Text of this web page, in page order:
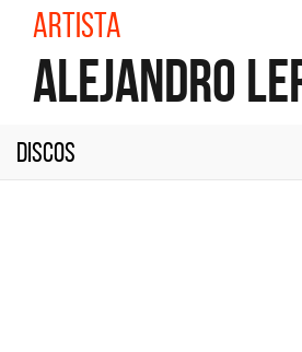
Artista
Alejandro
Discos